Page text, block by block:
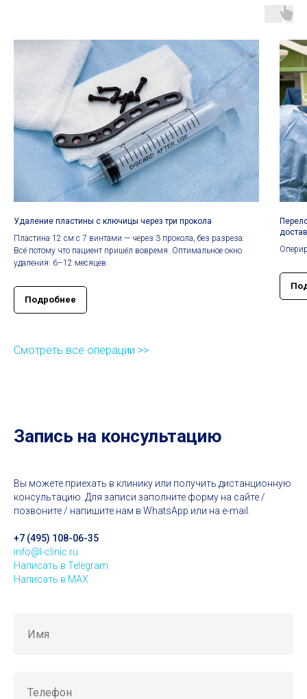
Удаление пластины с ключицы через три прокола
Пластина 12 см с 7 винтами — через 3 прокола, без разреза.
Всё потому что пациент пришёл вовремя. Оптимальное окно
удаления: 6–12 месяцев.
Подробнее
Смотреть все операции >>
Запись на консультацию
Вы можете приехать в клинику или получить дистанционную
консультацию. Для записи заполните форму на сайте /
позвоните / напишите нам в WhatsApp или на e-mail.
+7 (495) 108-06-35
info@l-clinic.ru
Написать в Telegram
Написать в MAX